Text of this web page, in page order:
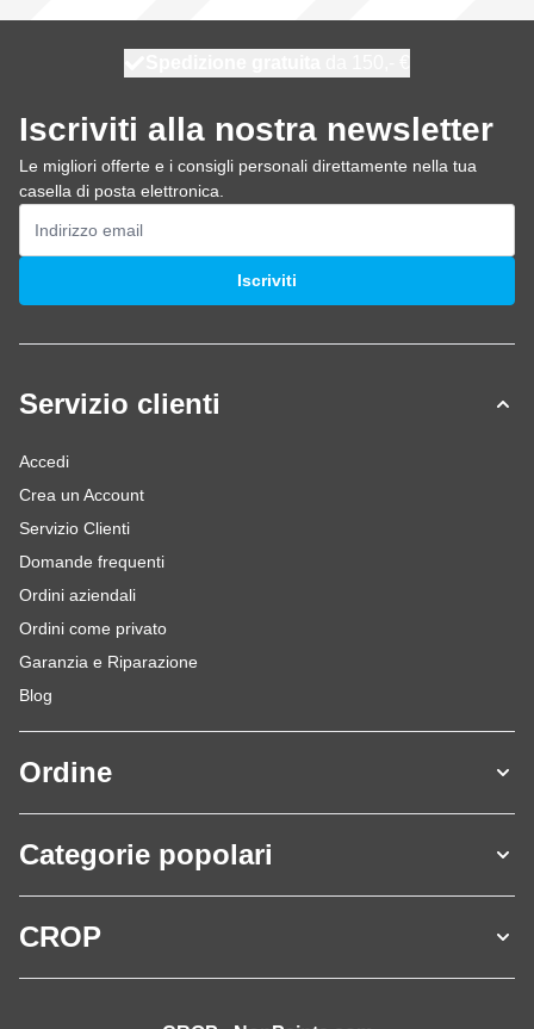
Iscriviti alla nostra newsletter
Le migliori offerte e i consigli personali direttamente nella tua
casella di posta elettronica.
Indirizzo email
Iscriviti
Servizio clienti
Accedi
Crea un Account
Servizio Clienti
Domande frequenti
Ordini aziendali
Ordini come privato
Garanzia e Riparazione
Blog
Ordine
Categorie popolari
CROP